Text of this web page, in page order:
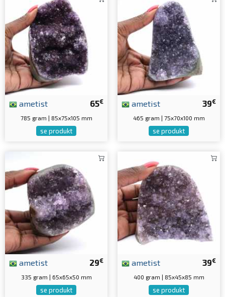
65€
ametist
785 gram | 85x75x105 mm
se produkt
39€
ametist
465 gram | 75x70x100 mm
se produkt
29€
ametist
335 gram | 65x65x50 mm
se produkt
39€
ametist
400 gram | 85x45x85 mm
se produkt